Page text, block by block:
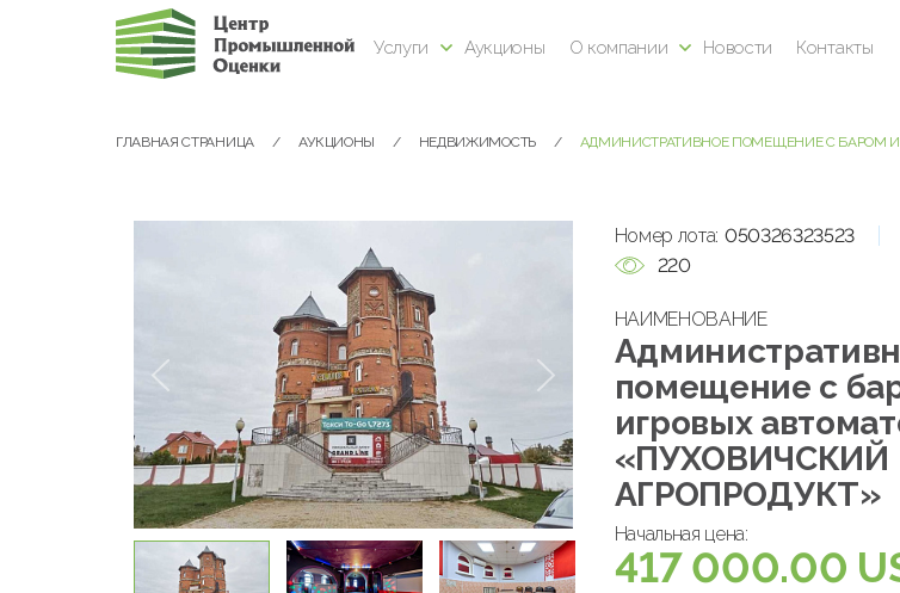
Услуги Аукционы О компании Новости Контакты
ГЛАВНАЯ СТРАНИЦА АУКЦИОНЫ НЕДВИЖИМОСТЬ АДМИНИСТРАТИВНОЕ ПОМЕЩЕНИЕ С БАРОМ И
Номер лота: 050326323523
220
НАИМЕНОВАНИЕ
помещение с
игровых
«ПУХОВИЧСКИЙ
АГРОПРОДУКТ»
Начальная цена:
417 000.00